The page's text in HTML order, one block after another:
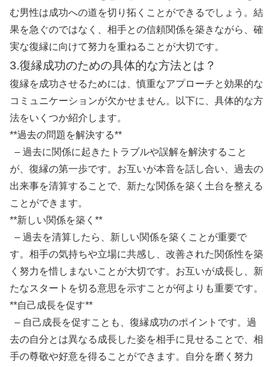
む男性は成功への道を切り拓くことができるでしょう。結
果を急ぐのではなく、相手との信頼関係を築きながら、確
実な復縁に向けて努力を重ねることが大切です。
3.復縁成功のための具体的な方法とは？
復縁を成功させるためには、慎重なアプローチと効果的な
コミュニケーションが欠かせません。以下に、具体的な方
法をいくつか紹介します。
**過去の問題を解決する**
– 過去に関係に起きたトラブルや誤解を解決すること
が、復縁の第一歩です。お互いが本音を話し合い、過去の
出来事を清算することで、新たな関係を築く土台を整える
ことができます。
**新しい関係を築く**
– 過去を清算したら、新しい関係を築くことが重要で
す。相手の気持ちや立場に共感し、改善された関係性を築
く努力を惜しまないことが大切です。お互いが成長し、新
たなスタートを切る意思を示すことが何よりも重要です。
**自己成長を促す**
– 自己成長を促すことも、復縁成功のポイントです。過
去の自分とは異なる成長した姿を相手に見せることで、相
手の尊敬や好意を得ることができます。自分を磨く努力